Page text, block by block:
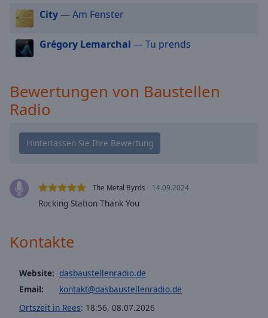
dialog
window.
Escape
close
the
window.
Color
Opacity
Background
Color
Opacity
City— Am Fenster
Grégory Lemarchal — Tu prends
Bewertungen von Baustellen
Radio
The Metal Byrds 14.09.2024
Rocking Station Thank You
Kontakte
Website: dasbaustellenradio.de
Email:
kontakt@dasbaustellenradio.de
Ortszeit in Rees: 18:56, 08.07.2026